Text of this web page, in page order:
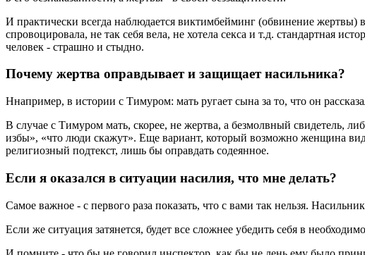
И практически всегда наблюдается виктимбейминг (обвинение
спровоцировала, не так себя вела, не хотела секса и т.д. стандартная
человек - страшно и стыдно.
Почему жертва оправдывает и защищает насильника?
Ннапример, в истории с Тимуром: мать ругает сына за то, что он
В случае с Тимуром мать, скорее, не жертва, а безмолвный свидетель,
избы», «что люди скажут». Еще вариант, который возможно женщина
религиозный подтекст, лишь бы оправдать содеянное.
Если я оказался в ситуации насилия, что мне делать?
Самое важное - с первого раза показать, что с вами так нельзя.
Если же ситуация затянется, будет все сложнее убедить себя в